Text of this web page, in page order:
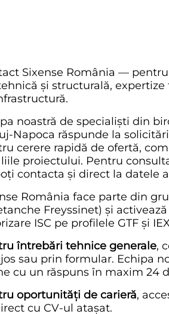
Sixense România —
și structurală,
noastră de specialiști din
Napoca răspunde la
cerere rapidă de ofertă,
proiectului. Pentru
contacta și direct la datele
România face parte din
Freyssinet) și
ISC pe profilele GTF și
întrebări tehnice generale,
sau prin formular. Echipa
cu un răspuns în maxim 24
oportunități de carieră,
cu CV-ul atașat.